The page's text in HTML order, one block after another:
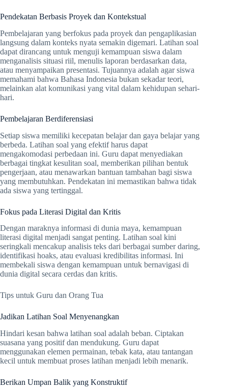
Pendekatan Berbasis Proyek dan Kontekstual
Pembelajaran yang berfokus pada proyek dan pengaplikasian
langsung dalam konteks nyata semakin digemari. Latihan soal
dapat dirancang untuk menguji kemampuan siswa dalam
menganalisis situasi riil, menulis laporan berdasarkan data,
atau menyampaikan presentasi. Tujuannya adalah agar siswa
memahami bahwa Bahasa Indonesia bukan sekadar teori,
melainkan alat komunikasi yang vital dalam kehidupan sehari-
hari.
Pembelajaran Berdiferensiasi
Setiap siswa memiliki kecepatan belajar dan gaya belajar yang
berbeda. Latihan soal yang efektif harus dapat
mengakomodasi perbedaan ini. Guru dapat menyediakan
berbagai tingkat kesulitan soal, memberikan pilihan bentuk
pengerjaan, atau menawarkan bantuan tambahan bagi siswa
yang membutuhkan. Pendekatan ini memastikan bahwa tidak
ada siswa yang tertinggal.
Fokus pada Literasi Digital dan Kritis
Dengan maraknya informasi di dunia maya, kemampuan
literasi digital menjadi sangat penting. Latihan soal kini
seringkali mencakup analisis teks dari berbagai sumber daring,
identifikasi hoaks, atau evaluasi kredibilitas informasi. Ini
membekali siswa dengan kemampuan untuk bernavigasi di
dunia digital secara cerdas dan kritis.
Tips untuk Guru dan Orang Tua
Jadikan Latihan Soal Menyenangkan
Hindari kesan bahwa latihan soal adalah beban. Ciptakan
suasana yang positif dan mendukung. Guru dapat
menggunakan elemen permainan, tebak kata, atau tantangan
kecil untuk membuat proses latihan menjadi lebih menarik.
Berikan Umpan Balik yang Konstruktif